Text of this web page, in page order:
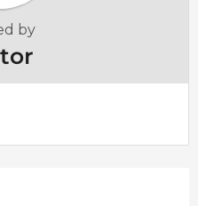
by